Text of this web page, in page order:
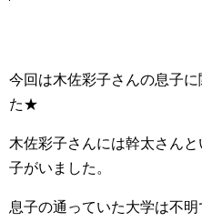
今回は木佐彩子さんの息子
た★
木佐彩子さんには幹太さん
子がいました。
息子の通っていた大学は不